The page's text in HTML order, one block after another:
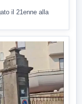
il 21enne alla